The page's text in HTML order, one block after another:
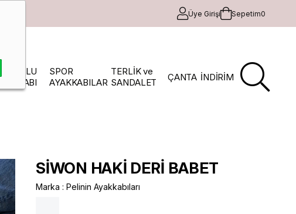
Üye Girişi Sepetim0
TOPUKLU
AYAKKABI
SPOR
AYAKKABILAR
TERLİK ve
SANDALET
ÇANTA İNDİRİM
SİWON HAKİ DERİ BABET
Marka : Pelinin Ayakkabıları